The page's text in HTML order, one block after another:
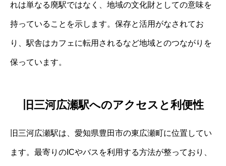
れは単なる廃駅ではなく、地域の文化財としての意味を
持っていることを示します。保存と活用がなされてお
り、駅舎はカフェに転用されるなど地域とのつながりを
保っています。
旧三河広瀬駅へのアクセスと利便性
旧三河広瀬駅は、愛知県豊田市の東広瀬町に位置してい
ます。最寄りのICやバスを利用する方法が整っており、